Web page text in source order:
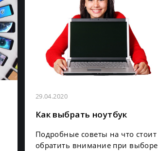
29.04.2020
Как выбрать ноутбук
Подробные советы на что стоит
обратить внимание при выборе